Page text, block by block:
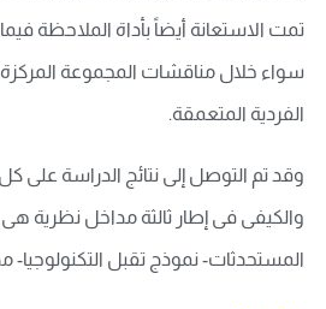
تمت الاستعانة أيضاً بأداة الملاحظة
سواء خلال مناقشات المجموعة المركزة,
الفردية المتعمقة.
وقد تم التوصل إلى نتائج الدراسة على
والكيفى فى إطار ثالثة مداخل نظرية هى
المستحدثات- نموذج تقبل التكنولوجيا-